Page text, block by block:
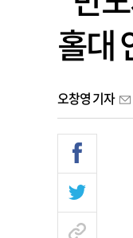
홀대
오창영 기자